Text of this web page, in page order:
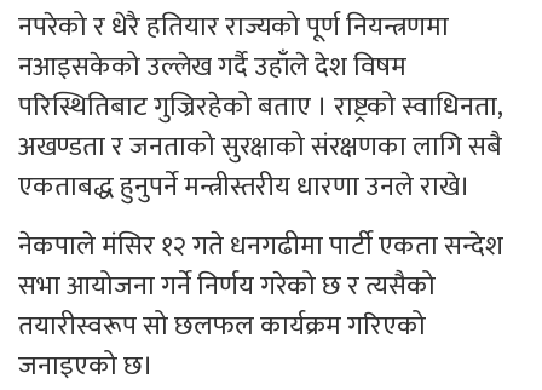
नपरेको र धेरै हतियार राज्यको पूर्ण नियन्त्रणमा
नआइसकेको उल्लेख गर्दै उहाँले देश विषम
परिस्थितिबाट गुज्रिरहेको बताए । राष्ट्रको स्वाधिनता,
अखण्डता र जनताको सुरक्षाको संरक्षणका लागि सबै
एकताबद्ध हुनुपर्ने मन्त्रीस्तरीय धारणा उनले राखे।
नेकपाले मंसिर १२ गते धनगढीमा पार्टी एकता सन्देश
सभा आयोजना गर्ने निर्णय गरेको छ र त्यसैको
तयारीस्वरूप सो छलफल कार्यक्रम गरिएको
जनाइएको छ।